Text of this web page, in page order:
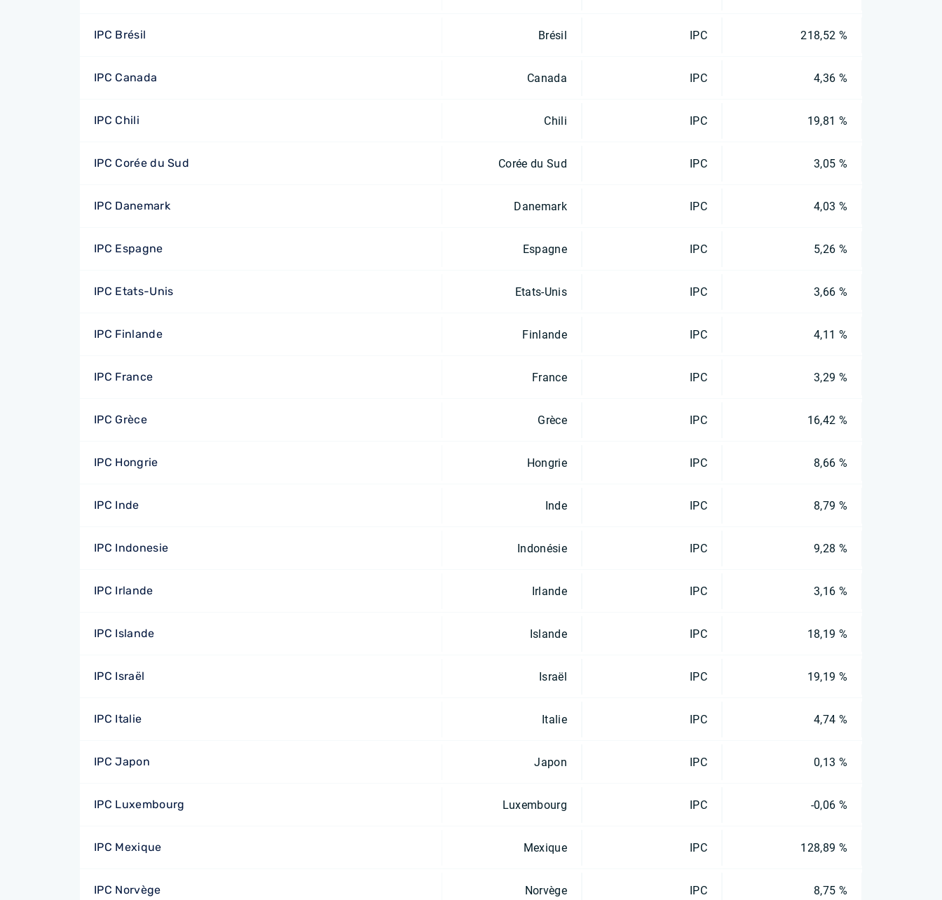
IPC Brésil Brésil IPC 218,52 %
IPC Canada Canada IPC 4,36 %
IPC Chili Chili IPC 19,81 %
IPC Corée du Sud Corée du Sud IPC 3,05 %
IPC Danemark Danemark IPC 4,03 %
IPC Espagne Espagne IPC 5,26 %
IPC Etats-Unis Etats-Unis IPC 3,66 %
IPC Finlande Finlande IPC 4,11 %
IPC France France IPC 3,29 %
IPC Grèce Grèce IPC 16,42 %
IPC Hongrie Hongrie IPC 8,66 %
IPC Inde Inde IPC 8,79 %
IPC Indonesie Indonésie IPC 9,28 %
IPC Irlande Irlande IPC 3,16 %
IPC Islande Islande IPC 18,19 %
IPC Israël Israël IPC 19,19 %
IPC Italie Italie IPC 4,74 %
IPC Japon Japon IPC 0,13 %
IPC Luxembourg Luxembourg IPC -0,06 %
IPC Mexique Mexique IPC 128,89 %
IPC Norvège Norvège IPC 8,75 %